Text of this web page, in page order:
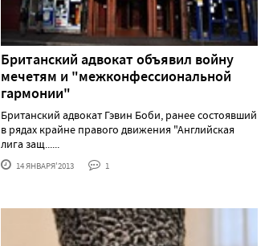
Британский адвокат объявил войну
мечетям и "межконфессиональной
гармонии"
Британский адвокат Гэвин Боби, ранее состоявший
в рядах крайне правого движения "Английская
лига защ......
14 ЯНВАРЯ'2013 1